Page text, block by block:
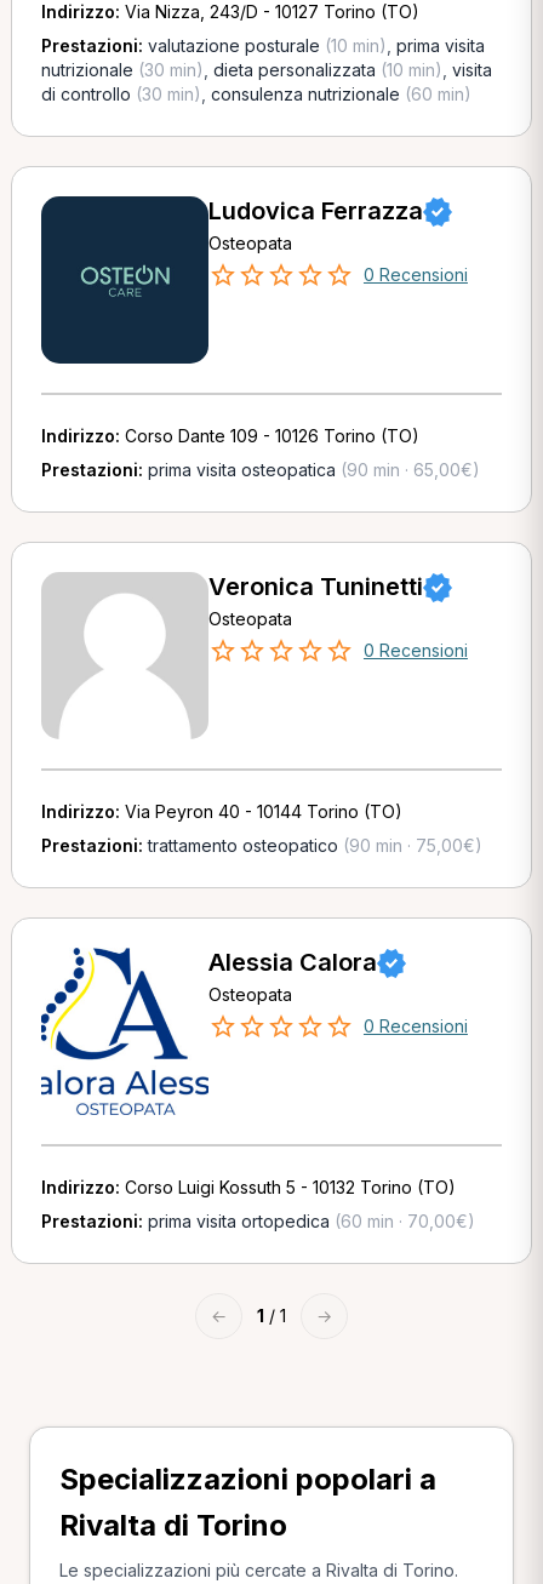
Indirizzo: Via Nizza, 243/D - 10127 Torino (TO)
Prestazioni: valutazione posturale (10 min) prima visita
nutrizionale (30 min) dieta personalizzata (10 min) visita
di controllo (30 min) consulenza nutrizionale (60 min)
Ludovica Ferrazza
Osteopata
0 Recensioni
Indirizzo: Corso Dante 109 - 10126 Torino (TO)
Prestazioni: prima visita osteopatica (90 min · 65,00€)
Veronica Tuninetti
Osteopata
0 Recensioni
Indirizzo: Via Peyron 40 - 10144 Torino (TO)
Prestazioni:trattamento osteopatico (90 min · 75,00€)
Alessia Calora
Osteopata
0 Recensioni
Indirizzo: Corso Luigi Kossuth 5 - 10132 Torino (TO)
Prestazioni: prima visita ortopedica (60 min · 70,00€)
← 1 / 1 →
Specializzazioni popolari a
Rivalta di Torino
Le specializzazioni più cercate a Rivalta di Torino.